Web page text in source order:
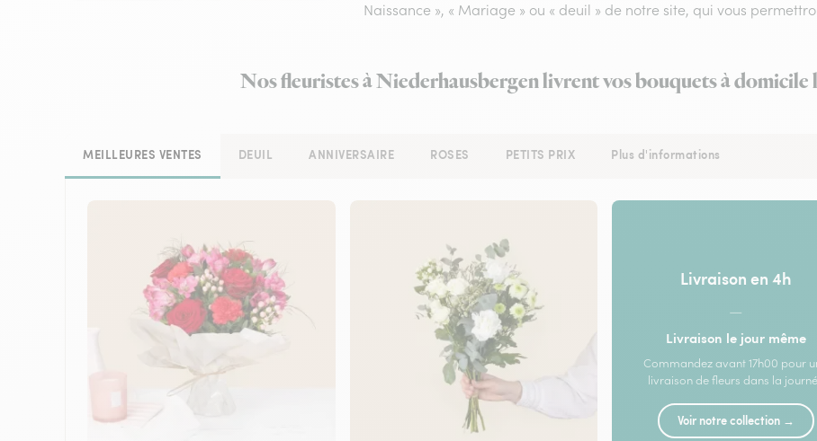
Naissance », « Mariage » ou « deuil » de notre site, qui vous
Nos fleuristes à Niederhausbergen livrent vos bouquets à
MEILLEURES VENTES DEUIL ANNIVERSAIRE ROSES PETITS PRIX Plus d'informations
Livraison en 4h
—
Livraison le jour même
Commandez avant 17h00 pour
livraison de fleurs dans la
Voir notre collection →